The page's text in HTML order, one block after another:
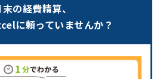
の経費精算、
に頼っていませんか？